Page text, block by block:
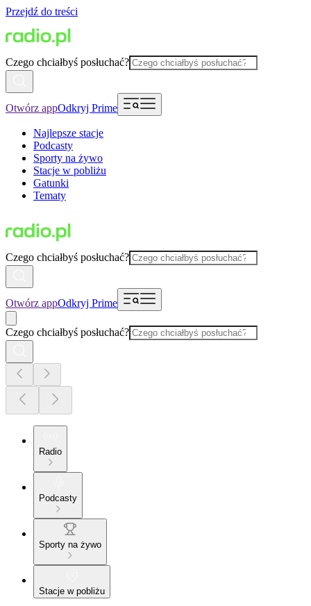
Przejdź do treści
Czego chciałbyś posłuchać?
Otwórz appOdkryj Prime
Najlepsze stacje
Podcasty
Sporty na żywo
Stacje w pobliżu
Gatunki
Tematy
Czego chciałbyś posłuchać?
Otwórz appOdkryj Prime
Czego chciałbyś posłuchać?
Radio
Podcasty
Sporty na żywo
Stacje w pobliżu